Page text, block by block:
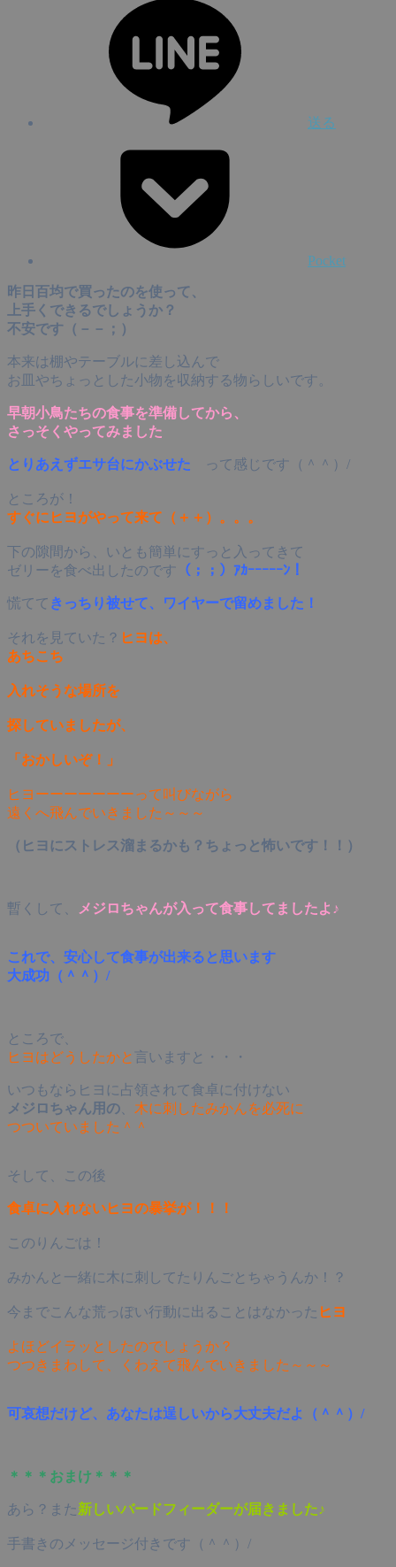
送る
Pocket
昨日百均で買ったのを使って、
上手くできるでしょうか？
不安です（－－；）
本来は棚やテーブルに差し込んで
お皿やちょっとした小物を収納する物らしいです。
早朝小鳥たちの食事を準備してから、
さっそくやってみました
とりあえずエサ台にかぶせた って感じです（＾＾）/
ところが！
すぐにヒヨがやって来て（＋＋）。。。
下の隙間から、いとも簡単にすっと入ってきて
ゼリーを食べ出したのです （；；）ｱｶｰｰｰｰｰﾝ！
慌てて きっちり被せて、ワイヤーで留めました！
それを見ていた？ ヒヨは、
あちこち
入れそうな場所を
探していましたが、
「おかしいぞ！」
ヒヨーーーーーーーって叫びながら
遠くへ飛んでいきました～～～
（ヒヨにストレス溜まるかも？ちょっと怖いです！！）
暫くして、 メジロちゃんが入って食事してましたよ♪
これで、安心して食事が出来ると思います
大成功（＾＾）/
ところで、
ヒヨはどうしたかと 言いますと・・・
いつもならヒヨに占領されて食卓に付けない
メジロちゃん用の
木に刺したみかんを必死に
つついていました＾＾
そして、この後
食卓に入れないヒヨの暴挙が！！！
このりんごは！
みかんと一緒に木に刺してたりんごとちゃうんか！？
今までこんな荒っぽい行動に出ることはなかった ヒヨ
よほどイラッとしたのでしょうか？
つつきまわして、くわえて飛んでいきました～～～
可哀想だけど、あなたは逞しいから大丈夫だよ（＾＾）/
＊＊＊おまけ＊＊＊
あら？また新しいバードフィーダーが届きました♪
手書きのメッセージ付きです（＾＾）/